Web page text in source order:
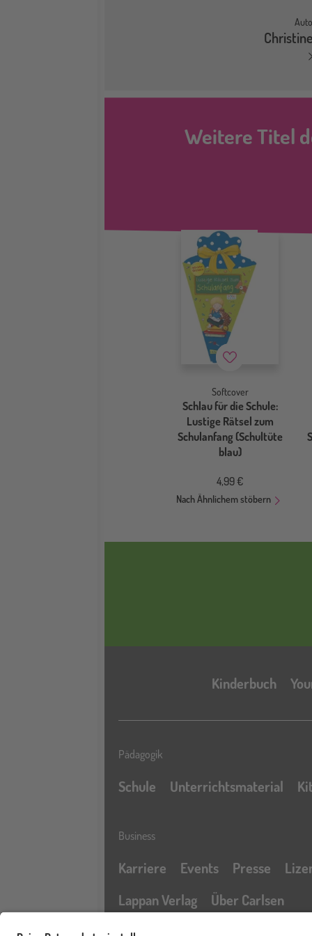
Weitere Titel
Merkzettel
Softcover
Schlau für die Schule:
Lustige Rätsel zum
Schulanfang (Schultüte
blau)
4,99 €
Nach Ähnlichem stöbern
Kinderbuch
Pädagogik
Schule Unterrichtsmaterial
Business
Karriere Events Presse
Lappan Verlag
Über Carlsen